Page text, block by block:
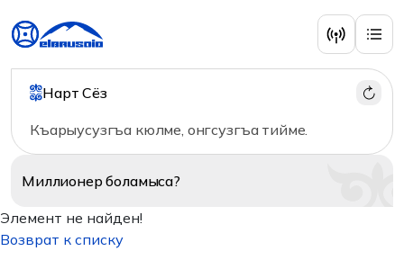
Нарт Сёз
Къарыусузгъа кюлме, онгсузгъа тийме.
Миллионерболамыса?
Элемент не найден!
Возврат к списку